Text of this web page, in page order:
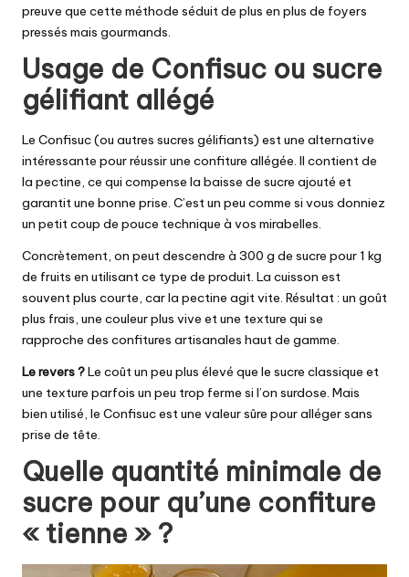
preuve que cette méthode séduit de plus en plus de foyers
pressés mais gourmands.
Usage de Confisuc ou sucre
gélifiant allégé
Le Confisuc (ou autres sucres gélifiants) est une alternative
intéressante pour réussir une confiture allégée. Il contient de
la pectine, ce qui compense la baisse de sucre ajouté et
garantit une bonne prise. C’est un peu comme si vous donniez
un petit coup de pouce technique à vos mirabelles.
Concrètement, on peut descendre à 300 g de sucre pour 1 kg
de fruits en utilisant ce type de produit. La cuisson est
souvent plus courte, car la pectine agit vite. Résultat : un goût
plus frais, une couleur plus vive et une texture qui se
rapproche des confitures artisanales haut de gamme.
Le revers ?Le coût un peu plus élevé que le sucre classique et
une texture parfois un peu trop ferme si l’on surdose. Mais
bien utilisé, le Confisuc est une valeur sûre pour alléger sans
prise de tête.
Quelle quantité minimale de
sucre pour qu’une confiture
« tienne » ?